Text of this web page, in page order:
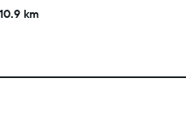
10.9 km